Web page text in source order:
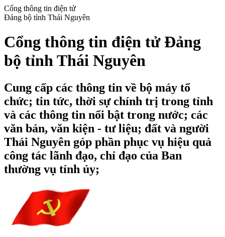
Cổng thông tin điện tử
Đảng bộ tỉnh Thái Nguyên
Cổng thông tin điện tử Đảng
bộ tỉnh Thái Nguyên
Cung cấp các thông tin về bộ máy tổ
chức; tin tức, thời sự chính trị trong tỉnh
và các thông tin nổi bật trong nước; các
văn bản, văn kiện - tư liệu; đất và người
Thái Nguyên góp phần phục vụ hiệu quả
công tác lãnh đạo, chỉ đạo của Ban
thường vụ tỉnh ủy;